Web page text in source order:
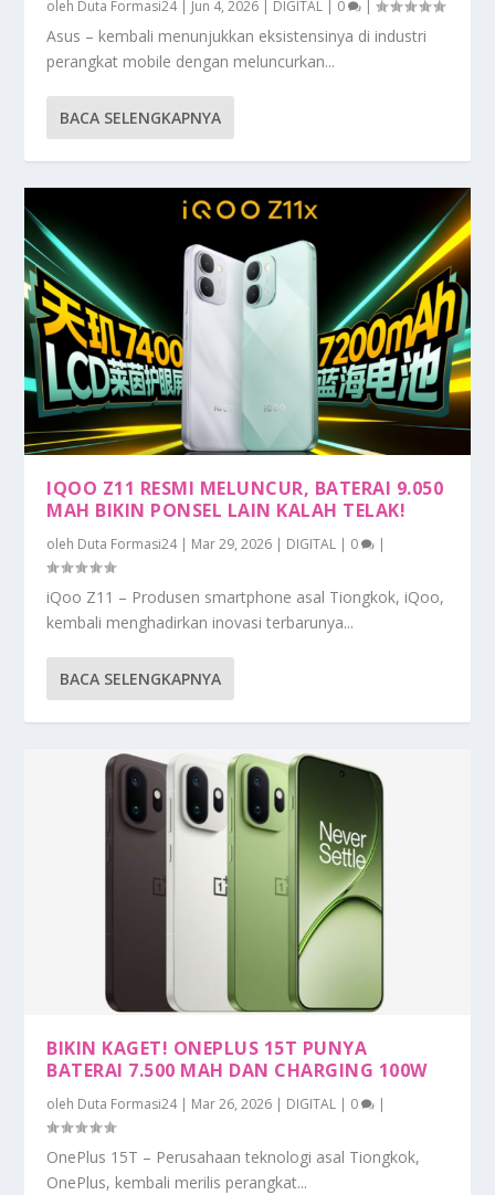
oleh Duta Formasi24| Jun 4, 2026 DIGITAL 0 |
Asus – kembali menunjukkan eksistensinya di industri
perangkat mobile dengan meluncurkan...
BACA SELENGKAPNYA
IQOO Z11 RESMI MELUNCUR, BATERAI 9.050
MAH BIKIN PONSEL LAIN KALAH TELAK!
oleh Duta Formasi24| Mar 29, 2026 | DIGITAL | 0 |
iQoo Z11 – Produsen smartphone asal Tiongkok, iQoo,
kembali menghadirkan inovasi terbarunya...
BACA SELENGKAPNYA
BIKIN KAGET! ONEPLUS 15T PUNYA
BATERAI 7.500 MAH DAN CHARGING 100W
oleh Duta Formasi24| Mar 26, 2026 | DIGITAL | 0 |
OnePlus 15T – Perusahaan teknologi asal Tiongkok,
OnePlus, kembali merilis perangkat...